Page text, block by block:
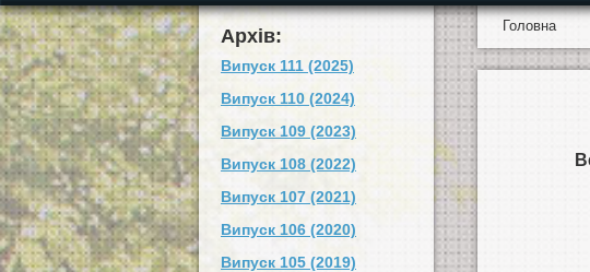
Архів:
Випуск 111 (2025)
Випуск 110 (2024)
Випуск 109 (2023)
Випуск 108 (2022)
Випуск 107 (2021)
Випуск 106 (2020)
Випуск 105 (2019)
Головна